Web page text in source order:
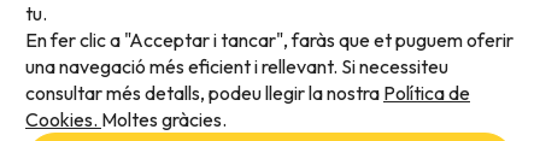
Acceptem
tu.
En fer clic a "Acceptar i tancar", faràs que et puguem oferir
una navegació més eficient i rellevant. Si necessiteu
consultar més detalls, podeu llegir la nostra Política de
Cookies. Moltes gràcies.